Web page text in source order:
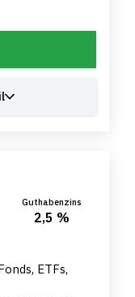
Guthabenzins
2,5 %
ETFs,